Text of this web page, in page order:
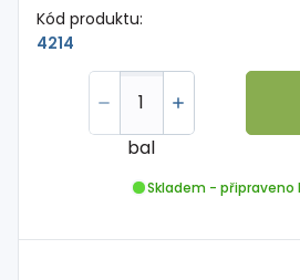
Kód produktu:
4214
bal
Skladem - připraveno